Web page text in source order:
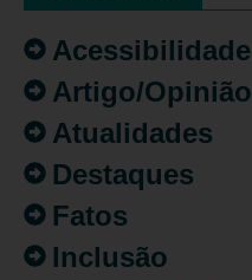
Acessibilidade
Artigo/Opinião
Atualidades
Destaques
Fatos
Inclusão